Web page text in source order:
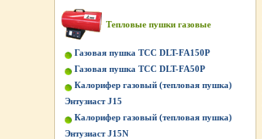
Тепловые пушки газовые
Газовая пушка ТСС DLT-FA150P
Газовая пушка ТСС DLT-FA50P
Калорифер газовый (тепловая пушка)
Энтузиаст J15
Калорифер газовый (тепловая пушка)
Энтузиаст J15N